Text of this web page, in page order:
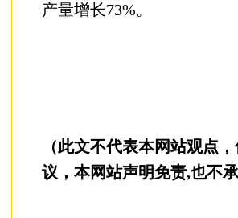
产量增长73%。
（此文不代表本网站观点
议，本网站声明免责,也不